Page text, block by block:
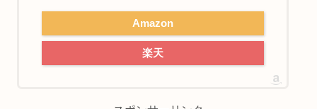
Amazon
楽天